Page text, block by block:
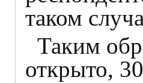
таком
Таким
открыто,